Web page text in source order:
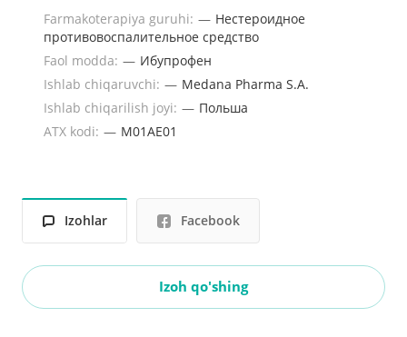
Farmakoterapiya guruhi: — Нестероидное
противовоспалительное средство
Faol modda: — Ибупрофен
Ishlab chiqaruvchi: — Medana Pharma S.A.
Ishlab chiqarilish joyi: — Польша
ATX kodi: — M01AE01
Izohlar Facebook
Izoh qo'shing